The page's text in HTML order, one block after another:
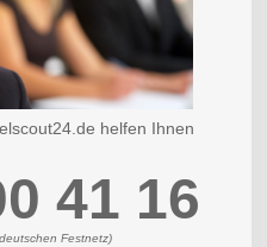
helfen Ihnen
41 16
Festnetz)